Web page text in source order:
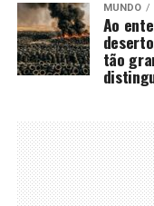
MUNDO
Ao
tão